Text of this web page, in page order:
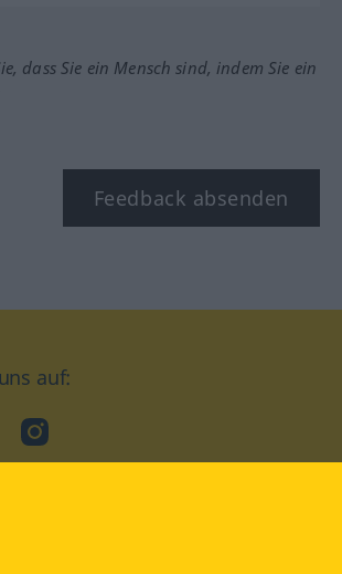
dass Sie ein Mensch sind, indem Sie ein
Feedback absenden
auf:
Instagram